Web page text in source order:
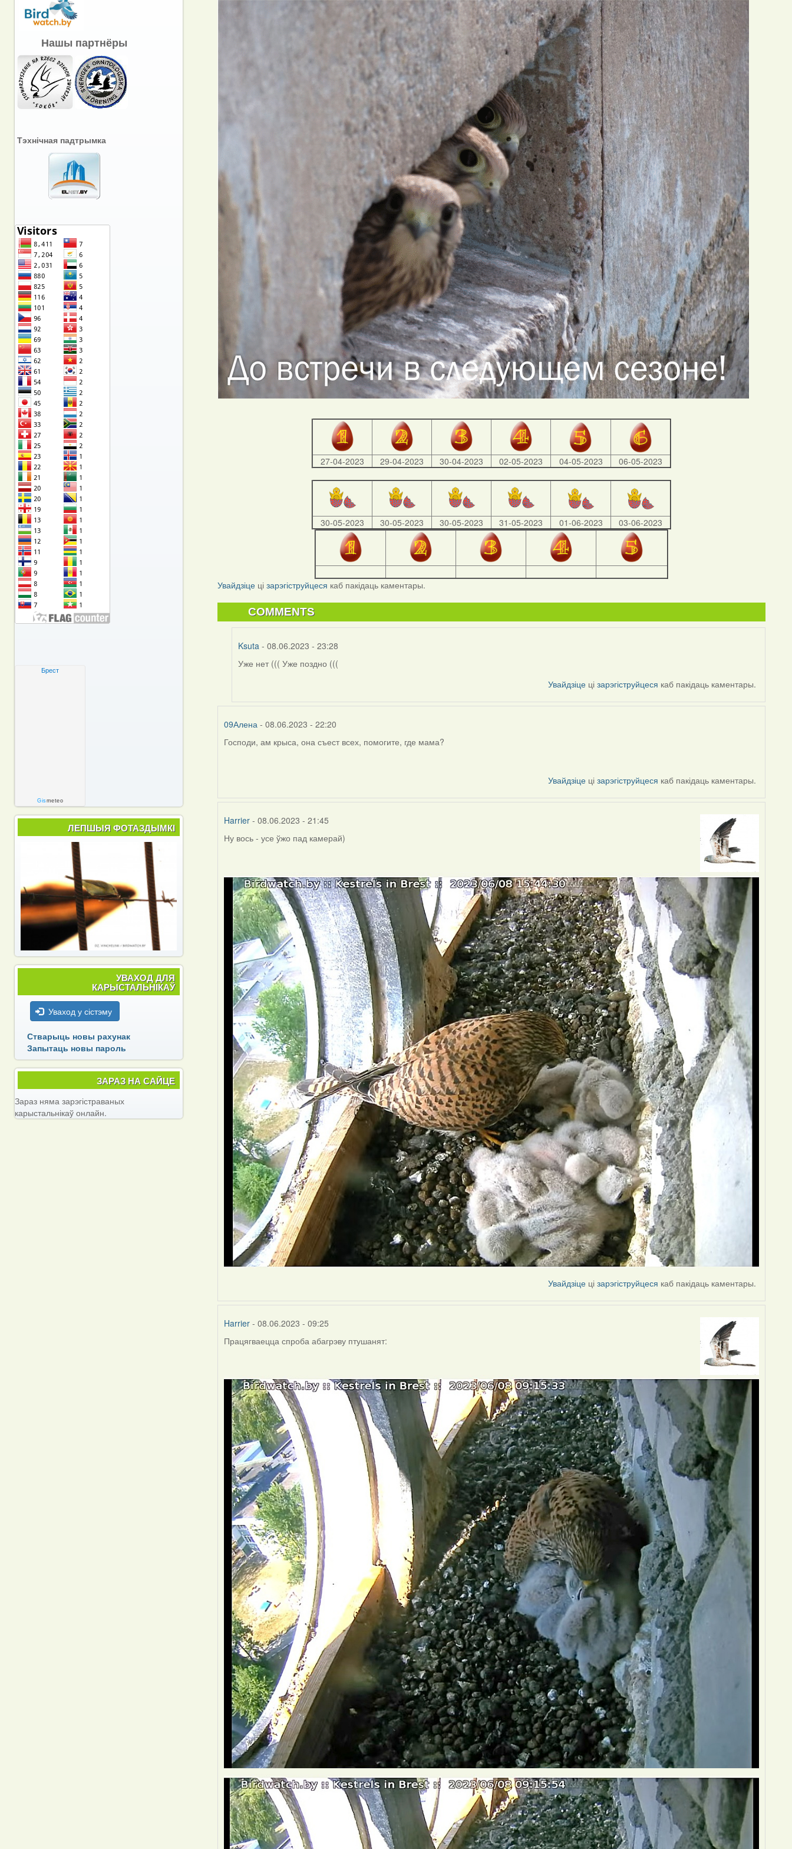
27-04-2023 29-04-2023 30-04-2023 02-05-2023 04-05-2023 06-05-2023
30-05-2023 30-05-2023 30-05-2023 31-05-2023 01-06-2023 03-06-2023
Увайдзіце цізарэгіструйцеся каб пакідаць каментары.
COMMENTS
Ksuta- 08.06.2023 - 23:28
In
by
Уже нет ((( Уже поздно (((
Увайдзіце цізарэгіструйцеся каб пакідаць каментары.
09Алена - 08.06.2023 - 22:20
Господи, ам крыса, она съест всех, помогите, где мама?
Увайдзіце цізарэгіструйцеся каб пакідаць каментары.
Harrier - 08.06.2023 - 21:45
Ну вось - усе ўжо пад камерай)
Увайдзіце цізарэгіструйцеся каб пакідаць каментары.
Harrier - 08.06.2023 - 09:25
Працягваецца спроба абагрэву птушанят:
Нашы партнёры
Тэхнічная падтрымка
Брест
Gismeteo
ЛЕПШЫЯ ФОТАЗДЫМКІ
УВАХОД ДЛЯ
КАРЫСТАЛЬНІКАЎ
Уваход у сістэму
Стварыць новы рахунак
Запытаць новы пароль
ЗАРАЗ НА САЙЦЕ
Зараз няма зарэгістраваных
карыстальнікаў онлайн.